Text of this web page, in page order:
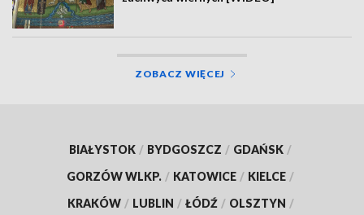
ZOBACZ WIĘCEJ
BIAŁYSTOK / BYDGOSZCZ / GDAŃSK /
GORZÓW WLKP. / KATOWICE / KIELCE /
KRAKÓW / LUBLIN / ŁÓDŹ / OLSZTYN /